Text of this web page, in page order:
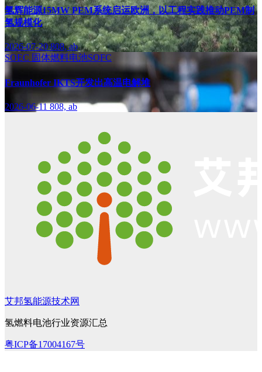
氢辉能源15MW PEM系统启运欧洲，以工程实践推动PEM制
氢规模化
2026-07-20808, ab
SOEC 固体燃料电池SOFC
Fraunhofer IKTS开发出高温电解堆
2026-06-11808, ab
艾邦氢能源技术网
氢燃料电池行业资源汇总
粤ICP备17004167号